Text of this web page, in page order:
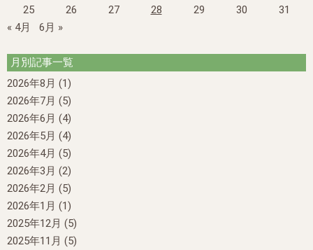
25
26 27 28 29 30
31
« 4月
6月 »
月別記事一覧
2026年8月 (1)
2026年7月 (5)
2026年6月 (4)
2026年5月 (4)
2026年4月 (5)
2026年3月 (2)
2026年2月 (5)
2026年1月 (1)
2025年12月 (5)
2025年11月 (5)